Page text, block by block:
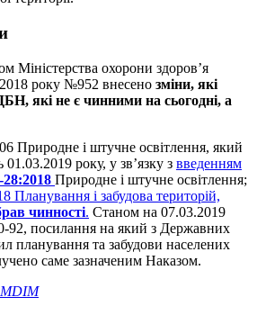
Міністерства охорони здоров’я
року №952 внесено зміни, які
які не є чинними на сьогодні, а
Природне і штучне освітлення, який
01.03.2019 року, у зв’язку з введенням
Природне і штучне освітлення;
Планування і забудова територій,
чинності. Станом на 07.03.2019
92, посилання на який з Державних
планування та забудови населених
саме зазначеним Наказом.